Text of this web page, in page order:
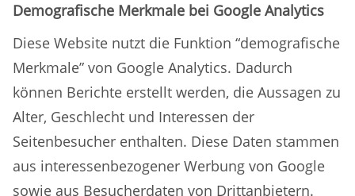
Demografische Merkmale bei Google Analytics
Diese Website nutzt die Funktion “demografische
Merkmale” von Google Analytics. Dadurch
können Berichte erstellt werden, die Aussagen zu
Alter, Geschlecht und Interessen der
Seitenbesucher enthalten. Diese Daten stammen
aus interessenbezogener Werbung von Google
sowie aus Besucherdaten von Drittanbietern.